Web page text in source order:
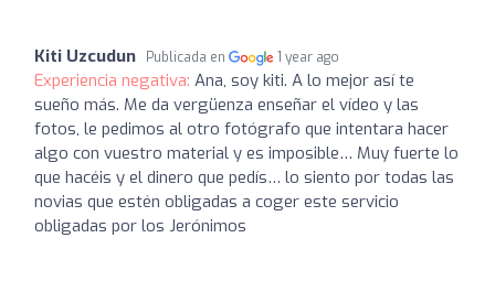
Kiti Uzcudun Publicada en 1 year ago
Experiencia negativa: Ana, soy kiti. A lo mejor así te
sueño más. Me da vergüenza enseñar el vídeo y las
fotos, le pedimos al otro fotógrafo que intentara hacer
algo con vuestro material y es imposible… Muy fuerte lo
que hacéis y el dinero que pedís… lo siento por todas las
novias que estén obligadas a coger este servicio
obligadas por los Jerónimos